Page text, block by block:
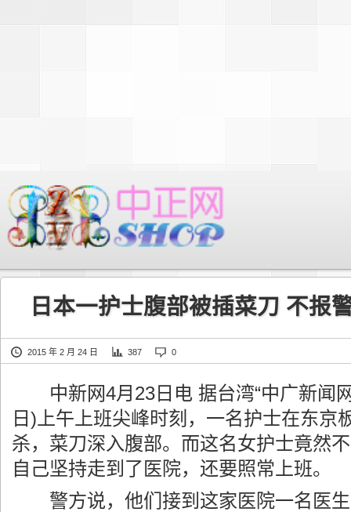
日本一护士腹部被插菜刀 不报
2015 年 2 月 24 日 387 0
中新网4月23日电 据台湾“中广新闻
日)上午上班尖峰时刻，一名护士在东京
杀，菜刀深入腹部。而这名女护士竟然
自己坚持走到了医院，还要照常上班。
警方说，他们接到这家医院一名医生